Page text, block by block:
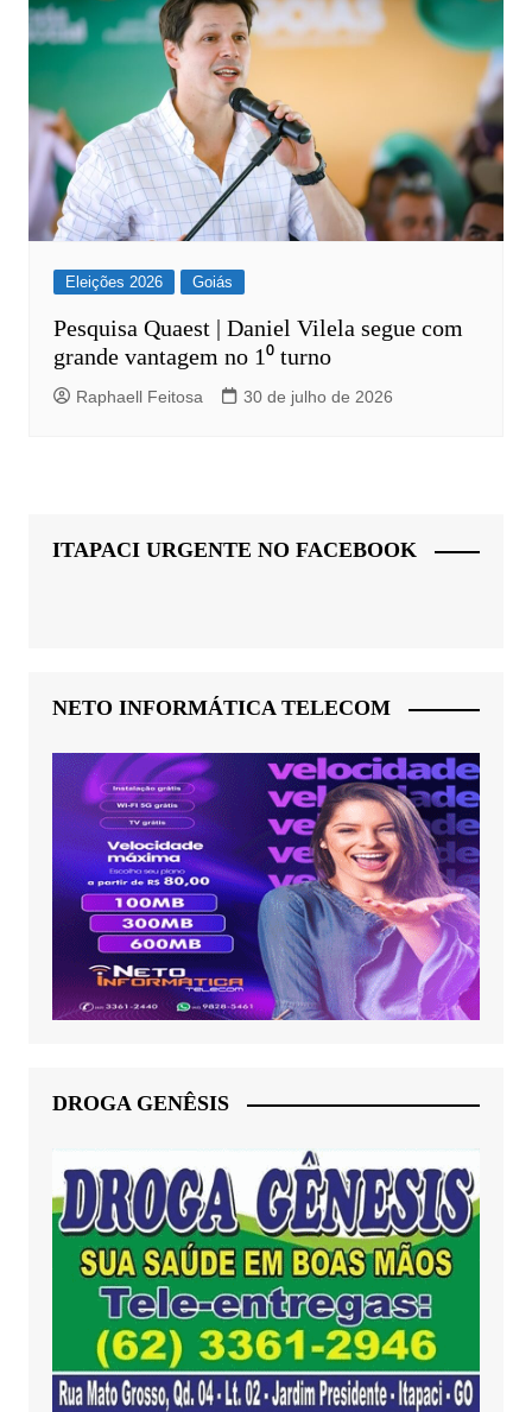
Eleições 2026 Goiás
Pesquisa Quaest | Daniel Vilela segue com
grande vantagem no 1⁰ turno
Raphaell Feitosa 30 de julho de 2026
ITAPACI URGENTE NO FACEBOOK
NETO INFORMÁTICA TELECOM
DROGA GENÊSIS